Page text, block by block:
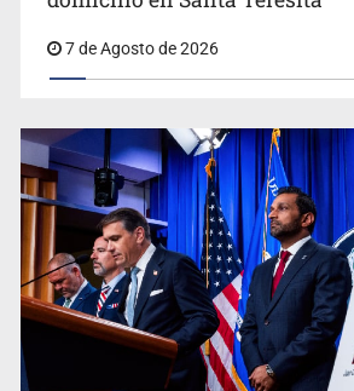
Procesan a el “R1”, presunto líder
Michoacán
7 de Agosto de 2026